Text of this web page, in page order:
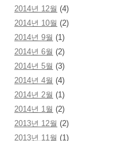
2014년 12월 (4)
2014년 10월 (2)
2014년 9월 (1)
2014년 6월 (2)
2014년 5월 (3)
2014년 4월 (4)
2014년 2월 (1)
2014년 1월 (2)
2013년 12월 (2)
2013년 11월 (1)